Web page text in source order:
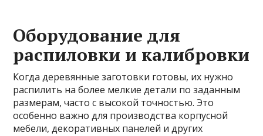
Оборудование для
распиловки и калибровки
Когда деревянные заготовки готовы, их нужно
распилить на более мелкие детали по заданным
размерам, часто с высокой точностью. Это
особенно важно для производства корпусной
мебели, декоративных панелей и других